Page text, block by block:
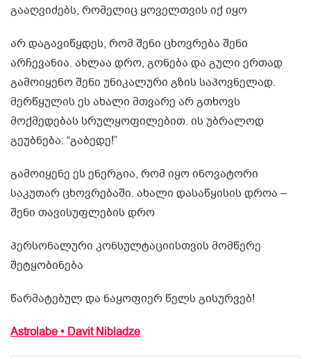
გააღვიძებს, რომელიც ყოველთვის იქ იყო
არ დაგავიწყდეს, რომ შენი ცხოვრება შენი
არჩევანია. ახლაა დრო, გონება და გული ერთად
გამოიყენო შენი უნიკალური გზის საპოვნელად.
მერწყულის ეს ახალი მთვარე არ გთხოვს
მოქმედებას სრულყოფილებით. ის უბრალოდ
გეუბნება: “გაბედე!”
გამოიყენე ეს ენერგია, რომ იყო ინოვატორი
საკუთარ ცხოვრებაში. ახალი დასაწყისის დროა –
შენი თავისუფლების დრო
პერსონალური კონსულტაციისთვის მომწერე
შეტყობინება
წარმატებულ და ნაყოფიერ წელს გისურვებ!
Astrolabe • Davit Nibladze